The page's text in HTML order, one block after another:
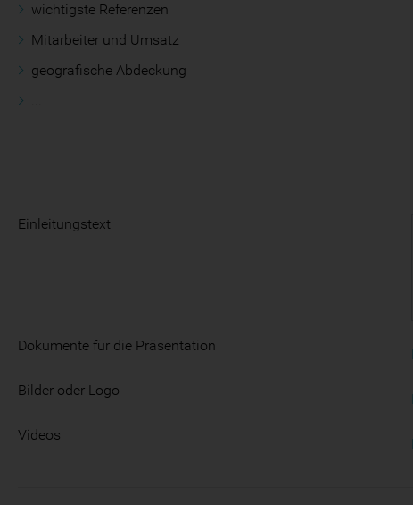
wichtigste Referenzen
Mitarbeiter und Umsatz
geografische Abdeckung
...
Einleitungstext
Dokumente für die Präsentation
Bilder oder Logo
Videos